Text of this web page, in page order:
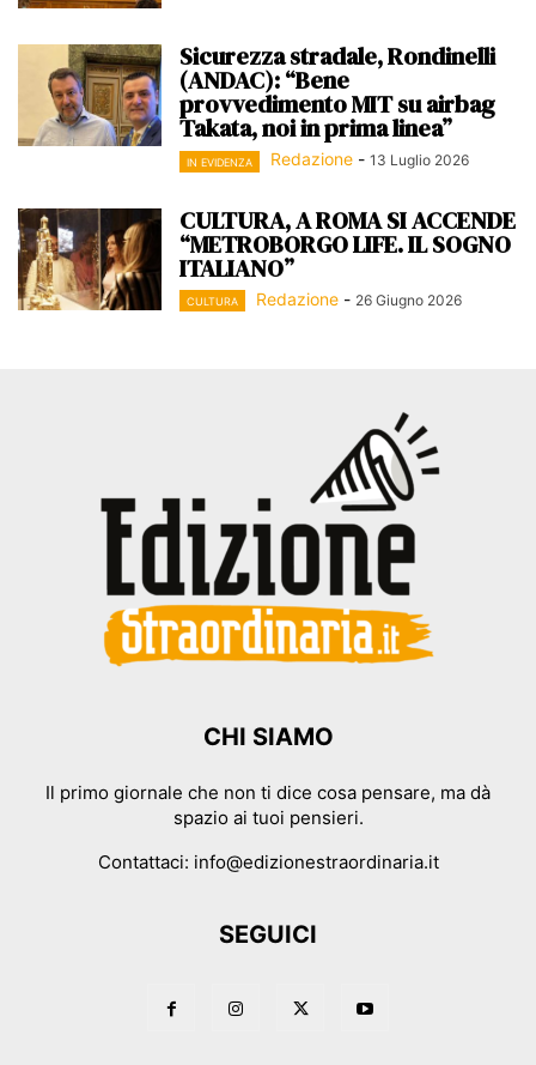
Sicurezza stradale, Rondinelli
(ANDAC): “Bene
provvedimento MIT su airbag
Takata, noi in prima linea”
IN EVIDENZA Redazione - 13 Luglio 2026
CULTURA, A ROMA SI ACCENDE
“METROBORGO LIFE. IL SOGNO
ITALIANO”
CULTURA Redazione - 26 Giugno 2026
CHI SIAMO
Il primo giornale che non ti dice cosa pensare, ma dà
spazio ai tuoi pensieri.
Contattaci: info@edizionestraordinaria.it
SEGUICI